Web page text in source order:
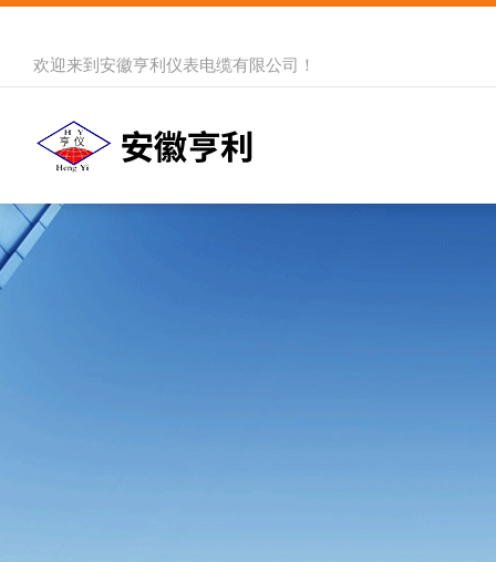
欢迎来到 安徽亨利仪表电缆有限公司 ！